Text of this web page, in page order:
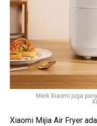
Merk Xiaomi juga
Xiaomi Mijia Air Fryer